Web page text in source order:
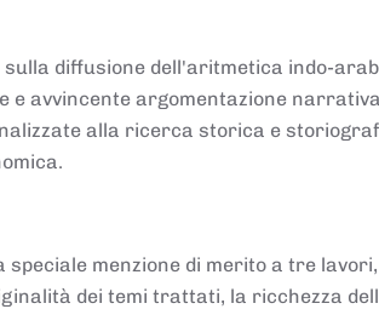
diffusione dell'aritmetica indo-
e avvincente argomentazione
alla ricerca storica e
menzione di merito a tre
dei temi trattati, la ricchezza